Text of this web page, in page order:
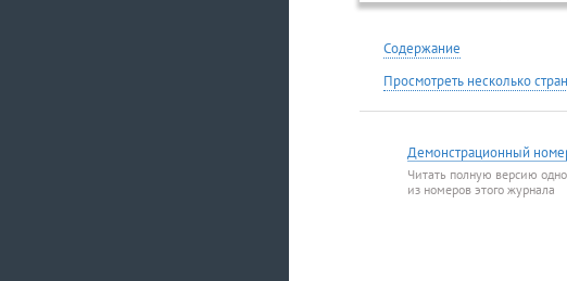
Содержание
Просмотреть несколько
Демонстрационный
Читать полную версию
из номеров этого журнала